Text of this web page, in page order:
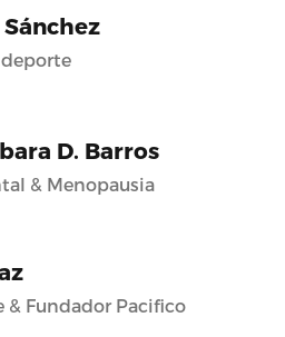
D. Barros
& Menopausia
& Fundador Pacifico